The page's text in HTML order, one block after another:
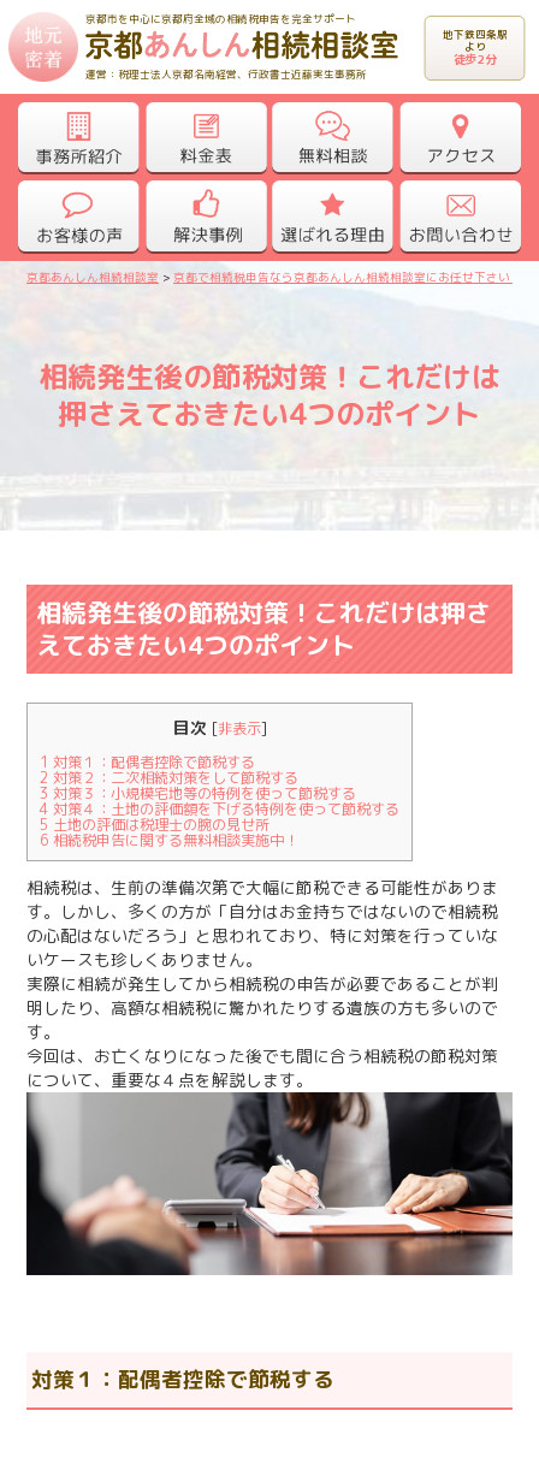
京都市を中心に京都府全域の相続税申告を完全サポート
運営：税理士法人京都名南経営、行政書士近藤実生事務所
地下鉄四条駅
より
徒歩2分
京都あんしん相続相談室 >京都で相続税申告なら京都あんしん相続相談室にお任せ下さい！
相続発生後の節税対策！これだけは
押さえておきたい4つのポイント
相続発生後の節税対策！これだけは押さ
えておきたい4つのポイント
目次 [非表示]
1 対策１：配偶者控除で節税する
2 対策２：二次相続対策をして節税する
3 対策３：小規模宅地等の特例を使って節税する
4 対策４：土地の評価額を下げる特例を使って節税する
5 土地の評価は税理士の腕の見せ所
6 相続税申告に関する無料相談実施中！
相続税は、生前の準備次第で大幅に節税できる可能性がありま
す。しかし、多くの方が「自分はお金持ちではないので相続税
の心配はないだろう」と思われており、特に対策を行っていな
いケースも珍しくありません。
実際に相続が発生してから相続税の申告が必要であることが判
明したり、高額な相続税に驚かれたりする遺族の方も多いので
す。
今回は、お亡くなりになった後でも間に合う相続税の節税対策
について、重要な４点を解説します。
対策１：配偶者控除で節税する